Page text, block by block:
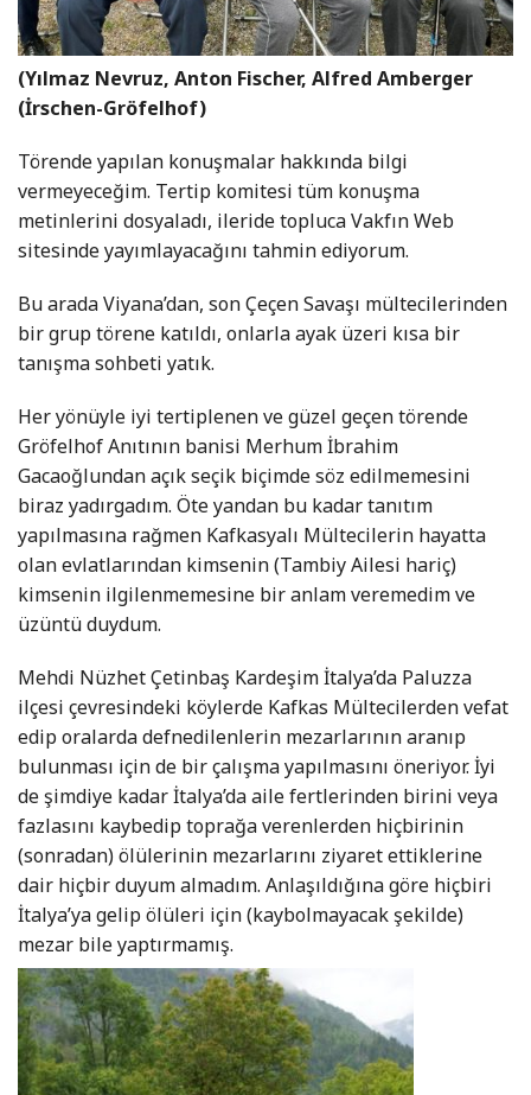
(Yılmaz Nevruz, Anton Fischer, Alfred Amberger
(İrschen-Gröfelhof)
Törende yapılan konuşmalar hakkında bilgi
vermeyeceğim. Tertip komitesi tüm konuşma
metinlerini dosyaladı, ileride topluca Vakfın Web
sitesinde yayımlayacağını tahmin ediyorum.
Bu arada Viyana’dan, son Çeçen Savaşı mültecilerinden
bir grup törene katıldı, onlarla ayak üzeri kısa bir
tanışma sohbeti yatık.
Her yönüyle iyi tertiplenen ve güzel geçen törende
Gröfelhof Anıtının banisi Merhum İbrahim
Gacaoğlundan açık seçik biçimde söz edilmemesini
biraz yadırgadım. Öte yandan bu kadar tanıtım
yapılmasına rağmen Kafkasyalı Mültecilerin hayatta
olan evlatlarından kimsenin (Tambiy Ailesi hariç)
kimsenin ilgilenmemesine bir anlam veremedim ve
üzüntü duydum.
Mehdi Nüzhet Çetinbaş Kardeşim İtalya’da Paluzza
ilçesi çevresindeki köylerde Kafkas Mültecilerden vefat
edip oralarda defnedilenlerin mezarlarının aranıp
bulunması için de bir çalışma yapılmasını öneriyor. İyi
de şimdiye kadar İtalya’da aile fertlerinden birini veya
fazlasını kaybedip toprağa verenlerden hiçbirinin
(sonradan) ölülerinin mezarlarını ziyaret ettiklerine
dair hiçbir duyum almadım. Anlaşıldığına göre hiçbiri
İtalya’ya gelip ölüleri için (kaybolmayacak şekilde)
mezar bile yaptırmamış.